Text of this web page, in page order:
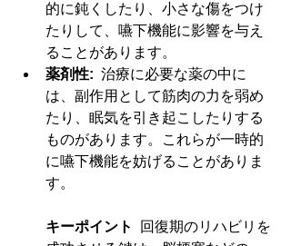
的に鈍くしたり、小さな傷をつけ
たりして、嚥下機能に影響を与え
ることがあります。
薬剤性: 治療に必要な薬の中に
は、副作用として筋肉の力を弱め
たり、眠気を引き起こしたりする
ものがあります。これらが一時的
に嚥下機能を妨げることがありま
す。
キーポイント
回復期のリハビリを